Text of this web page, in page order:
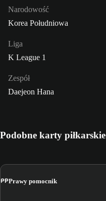
Narodowość
Korea Południowa
Liga
K League 1
Zespół
Daejeon Hana
Podobne karty piłkarskie
PPPrawy pomocnik